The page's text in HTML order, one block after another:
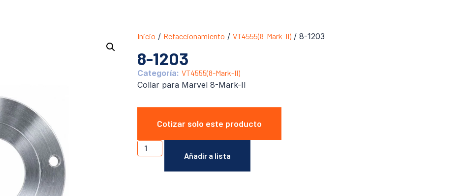
Inicio / Refaccionamiento / VT4555(8-Mark-II) / 8-1203
8-1203
Categoría: VT4555(8-Mark-II)
Collar para Marvel 8-Mark-II
Cotizar solo este producto
Añadir a lista